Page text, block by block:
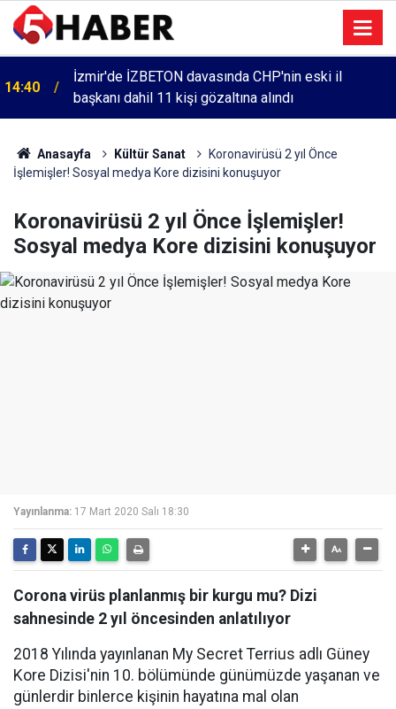
14:40
İzmir'de İZBETON davasında CHP'nin eski il
başkanı dahil 11 kişi gözaltına alındı
Anasayfa Kültür Sanat
Koronavirüsü 2 yıl Önce
İşlemişler! Sosyal medya Kore dizisini konuşuyor
Koronavirüsü 2 yıl Önce İşlemişler!
Sosyal medya Kore dizisini konuşuyor
Yayınlanma: 17 Mart 2020 Salı 18:30
Corona virüs planlanmış bir kurgu mu? Dizi
sahnesinde 2 yıl öncesinden anlatılıyor
2018 Yılında yayınlanan My Secret Terrius adlı Güney
Kore Dizisi'nin 10. bölümünde günümüzde yaşanan ve
günlerdir binlerce kişinin hayatına mal olan